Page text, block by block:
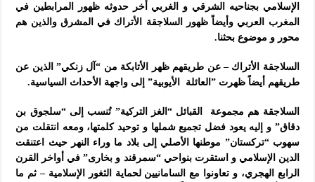
الإسلامي بجناحيه الشرقي و الغربي أخر حدوثه ظهور المرابطين في
المغرب العربي وأيضاً ظهور السلاجقة الأتراك في المشرق والذين هم
محور و موضوع بحثنا.
السلاجقة الأتراك – عن طريقهم ظهر الأتابكة من “آل زنكي” الذين عن
طريقهم أيضاً ظهرت ”العائلة الأيوبية” إلى واجهة الأحداث السياسية.
السلاجقة هم مجموعة القبائل “الغز التركية” تُنسب إلى “سلجوق بن
دقاق” و إليه يعود فضل تجميع شملها و توحيد كلمتها، ومعه انتقلت من
سهوب “تركستان” موطنها الأصلي إلى بلاد ما وراء النهر حيث اعتنقت
الدين الإسلامي و استقرت بنواحي “سمرقند و بخارى” في أواخر القرن
الرابع الهجري، و تعاونوا مع السامانيين لحماية الثغور الإسلامية – ثم ما